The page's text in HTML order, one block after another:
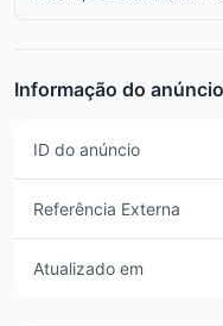
Informação do anúncio
ID do anúncio
Referência Externa
Atualizado em